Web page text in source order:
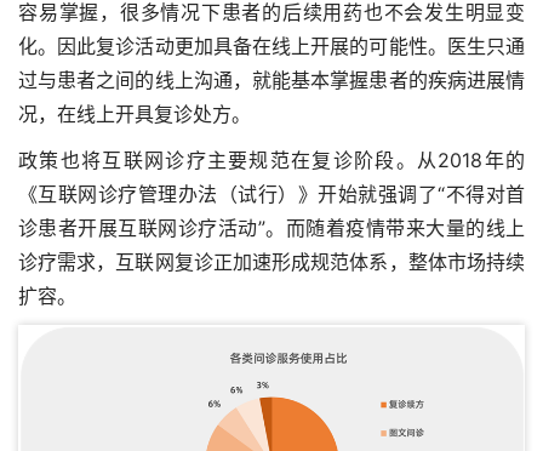
容易掌握，很多情况下患者的后续用药也不会发生明显变
化。因此复诊活动更加具备在线上开展的可能性。医生只通
过与患者之间的线上沟通，就能基本掌握患者的疾病进展情
况，在线上开具复诊处方。
政策也将互联网诊疗主要规范在复诊阶段。从2018年的
《互联网诊疗管理办法（试行）》开始就强调了“不得对首
诊患者开展互联网诊疗活动”。而随着疫情带来大量的线上
诊疗需求，互联网复诊正加速形成规范体系，整体市场持续
扩容。